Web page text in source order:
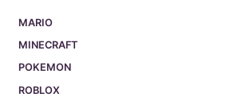
MARIO
MINECRAFT
POKEMON
ROBLOX